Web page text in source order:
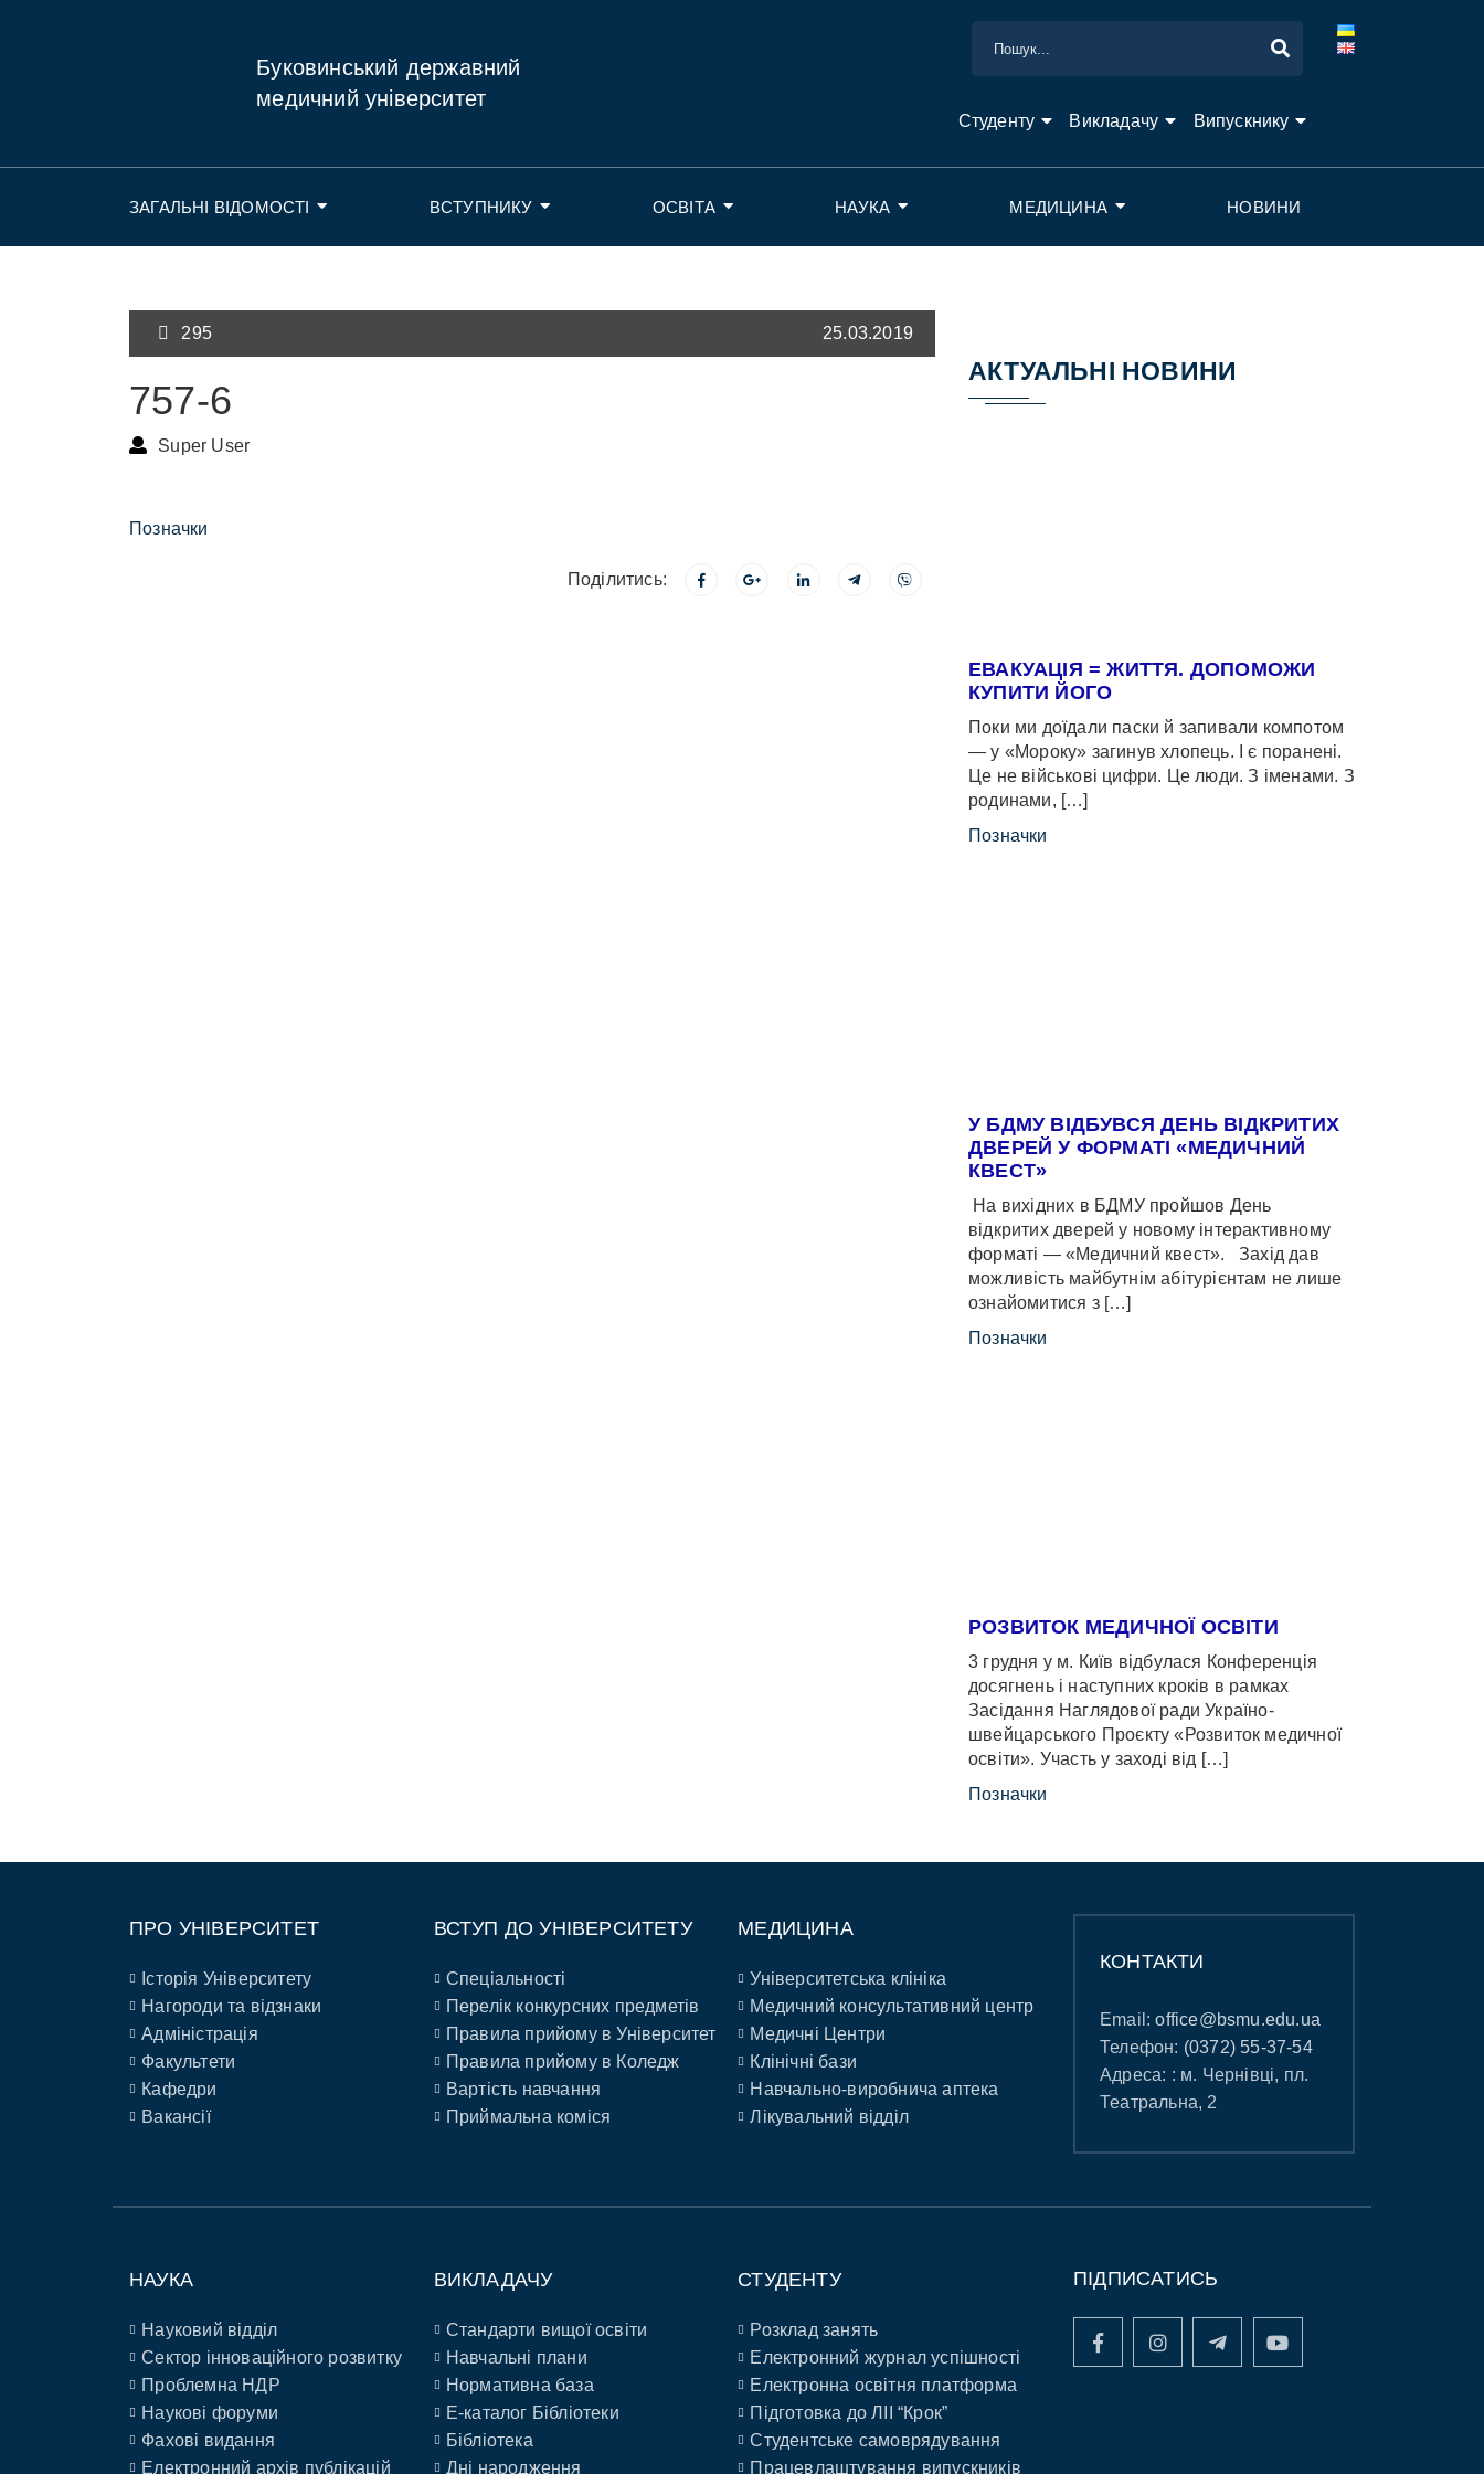
Буковинський державний
медичний університет
Студенту Викладачу Випускнику
ЗАГАЛЬНІ ВІДОМОСТІ ВСТУПНИКУ ОСВІТА НАУКА МЕДИЦИНА НОВИНИ
295 25.03.2019
757-6
Super User
Позначки
Поділитись:
АКТУАЛЬНІ НОВИНИ
ЕВАКУАЦІЯ = ЖИТТЯ. ДОПОМОЖИ
КУПИТИ ЙОГО
Поки ми доїдали паски й запивали компотом
— у «Мороку» загинув хлопець. І є поранені.
Це не військові цифри. Це люди. З іменами. З
родинами, […]
Позначки
У БДМУ ВІДБУВСЯ ДЕНЬ ВІДКРИТИХ
ДВЕРЕЙ У ФОРМАТІ «МЕДИЧНИЙ
КВЕСТ»
На вихідних в БДМУ пройшов День
відкритих дверей у новому інтерактивному
форматі — «Медичний квест». Захід дав
можливість майбутнім абітурієнтам не лише
ознайомитися з […]
Позначки
РОЗВИТОК МЕДИЧНОЇ ОСВІТИ
3 грудня у м. Київ відбулася Конференція
досягнень і наступних кроків в рамках
Засідання Наглядової ради Україно-
швейцарського Проєкту «Розвиток медичної
освіти». Участь у заході від […]
Позначки
ПРО УНІВЕРСИТЕТ
Історія Університету
Нагороди та відзнаки
Адміністрація
Факультети
Кафедри
Вакансії
ВСТУП ДО УНІВЕРСИТЕТУ
Спеціальності
Перелік конкурсних предметів
Правила прийому в Університет
Правила прийому в Коледж
Вартість навчання
Приймальна коміся
МЕДИЦИНА
Університетська клініка
Медичний консультативний центр
Медичні Центри
Клінічні бази
Навчально-виробнича аптека
Лікувальний відділ
КОНТАКТИ
Email:office@bsmu.edu.ua
Телефон: (0372) 55-37-54
Адреса: : м. Чернівці, пл.
Театральна, 2
НАУКА
Науковий відділ
Сектор інноваційного розвитку
Проблемна НДР
Наукові форуми
Фахові видання
Електронний архів публікацій
ВИКЛАДАЧУ
Стандарти вищої освіти
Навчальні плани
Нормативна база
E-каталог Бібліотеки
Бібліотека
Дні народження
СТУДЕНТУ
Розклад занять
Електронний журнал успішності
Електронна освітня платформа
Підготовка до ЛІІ “Крок”
Студентське самоврядування
Працевлаштування випускників
ПІДПИСАТИСЬ